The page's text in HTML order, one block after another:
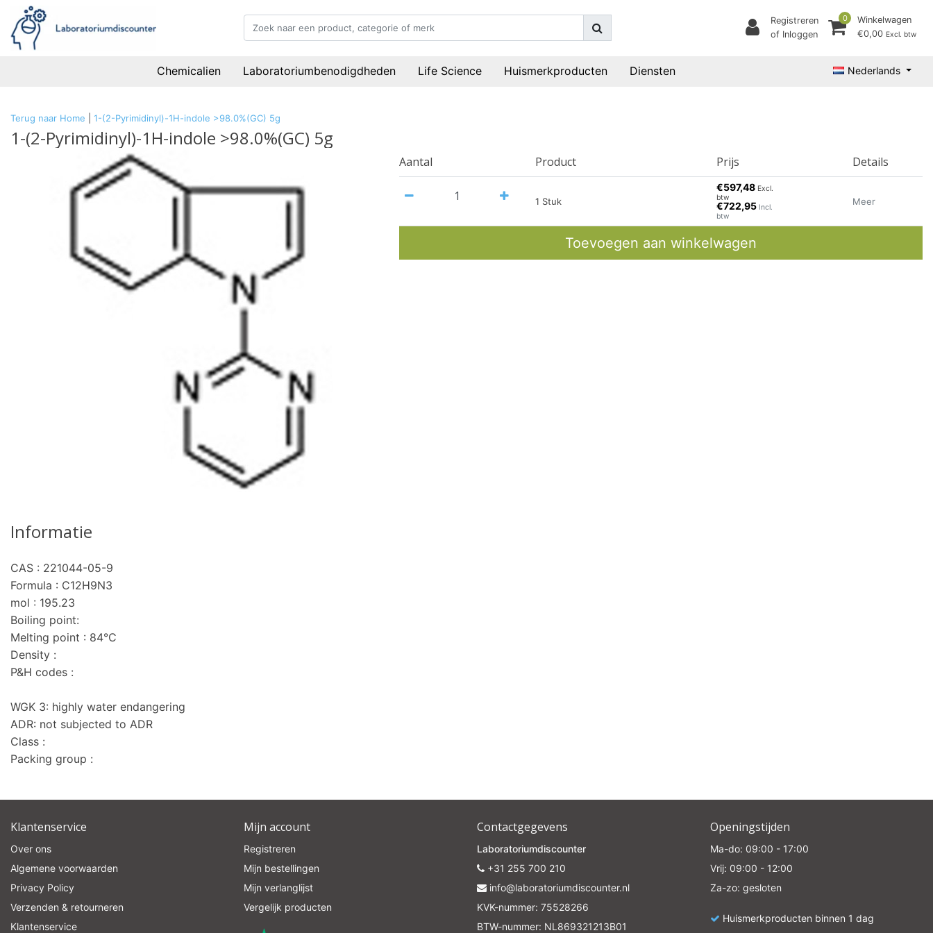
Registreren
of Inloggen
0
Winkelwagen
€0,00 Excl. btw
Chemicalien Laboratoriumbenodigdheden Life Science Huismerkproducten Diensten Nederlands
Terug naar Home 1-(2-Pyrimidinyl)-1H-indole >98.0%(GC) 5g
1-(2-Pyrimidinyl)-1H-indole >98.0%(GC) 5g
Aantal Product Prijs Details
1 Stuk
€597,48 Excl.
btw
€722,95 Incl.
btw
Meer
Toevoegen aan winkelwagen
Informatie
CAS : 221044-05-9
Formula : C12H9N3
mol : 195.23
Boiling point:
Melting point : 84°C
Density :
P&H codes :
WGK 3: highly water endangering
ADR: not subjected to ADR
Class :
Packing group :
Klantenservice
Over ons
Algemene voorwaarden
Privacy Policy
Verzenden & retourneren
Klantenservice
Mijn account
Registreren
Mijn bestellingen
Mijn verlanglijst
Vergelijk producten
Contactgegevens
Laboratoriumdiscounter
+31 255 700 210
info@laboratoriumdiscounter.nl
KVK-nummer: 75528266
BTW-nummer: NL869321213B01
Openingstijden
Ma-do: 09:00 - 17:00
Vrij: 09:00 - 12:00
Za-zo: gesloten
Huismerkproducten binnen 1 dag